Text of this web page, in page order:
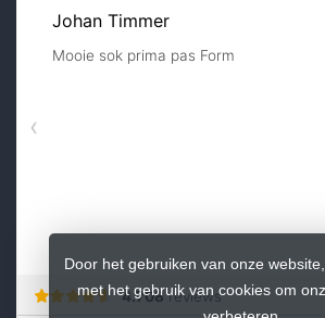
Door het gebruiken van onze
met het gebruik van cookies om